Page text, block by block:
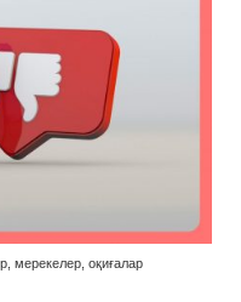
мерекелер, оқиғалар